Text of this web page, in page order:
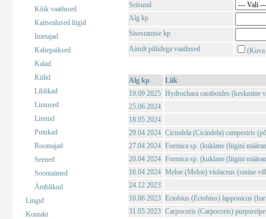
Kõik vaatlused
Kaitsealused liigid
Imetajad
Kahepaiksed
Kalad
Kiilid
Liblikad
Limused
Linnud
Putukad
Roomajad
Seened
Soontaimed
Ämblikud
Lingid
Kontakt
Seisund
Alg kp
Sisestamise kp
Ainult piltidega vaatlused
(Kuva
Alg kp
Liik
19.09 2025 Hydrochara caraboides (keskmine
25.06 2024
18.05 2024
29.04 2024 Cicindela (Cicindela) campestris
27.04 2024 Formica sp. (kuklane (liigini
20.04 2024 Formica sp. (kuklane (liigini
16.04 2024 Meloe (Meloe) violaceus (sinine
24.12 2023
10.06 2023 Ectobius (Ectobius) lapponicus
31.05 2023 Carpocoris (Carpocoris)